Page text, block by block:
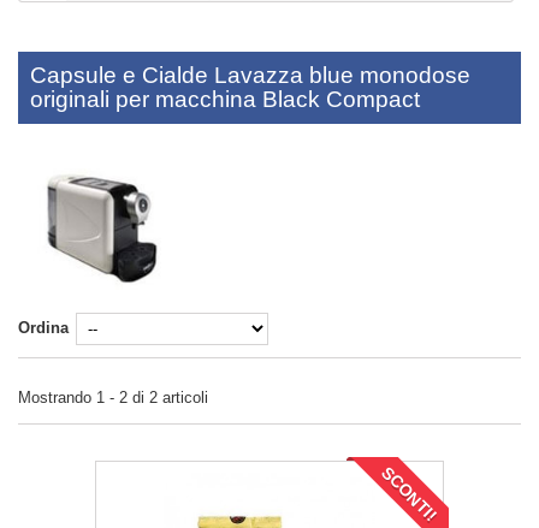
Capsule e Cialde Lavazza blue monodose
originali per macchina Black Compact
Ordina
Mostrando 1 - 2 di 2 articoli
SCONTI!